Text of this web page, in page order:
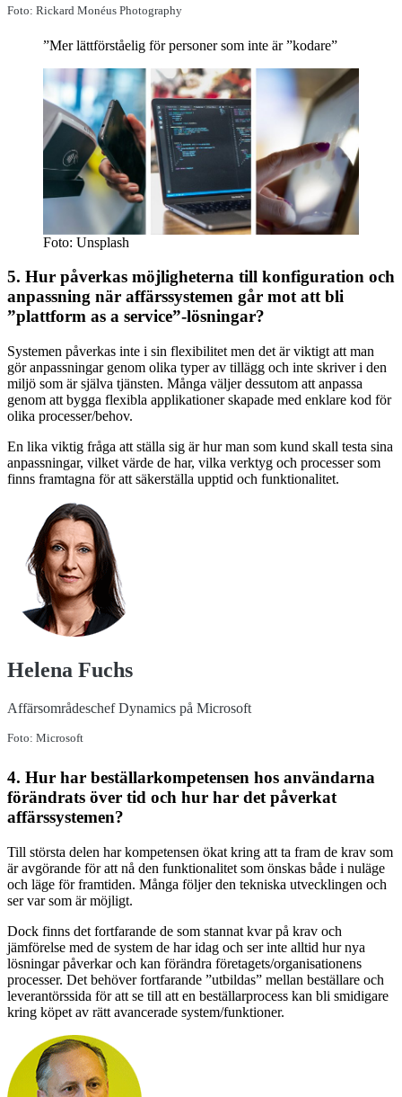
Foto: Rickard Monéus Photography
”Mer lättförståelig för personer som inte är ”kodare”
Foto: Unsplash
5. Hur påverkas möjligheterna till konfiguration och
anpassning när affärssystemen går mot att bli
”plattform as a service”-lösningar?
Systemen påverkas inte i sin flexibilitet men det är viktigt att man
gör anpassningar genom olika typer av tillägg och inte skriver i den
miljö som är själva tjänsten. Många väljer dessutom att anpassa
genom att bygga flexibla applikationer skapade med enklare kod för
olika processer/behov.
En lika viktig fråga att ställa sig är hur man som kund skall testa sina
anpassningar, vilket värde de har, vilka verktyg och processer som
finns framtagna för att säkerställa upptid och funktionalitet.
Helena Fuchs
Affärsområdeschef Dynamics på Microsoft
Foto: Microsoft
4. Hur har beställarkompetensen hos användarna
förändrats över tid och hur har det påverkat
affärssystemen?
Till största delen har kompetensen ökat kring att ta fram de krav som
är avgörande för att nå den funktionalitet som önskas både i nuläge
och läge för framtiden. Många följer den tekniska utvecklingen och
ser var som är möjligt.
Dock finns det fortfarande de som stannat kvar på krav och
jämförelse med de system de har idag och ser inte alltid hur nya
lösningar påverkar och kan förändra företagets/organisationens
processer. Det behöver fortfarande ”utbildas” mellan beställare och
leverantörssida för att se till att en beställarprocess kan bli smidigare
kring köpet av rätt avancerade system/funktioner.